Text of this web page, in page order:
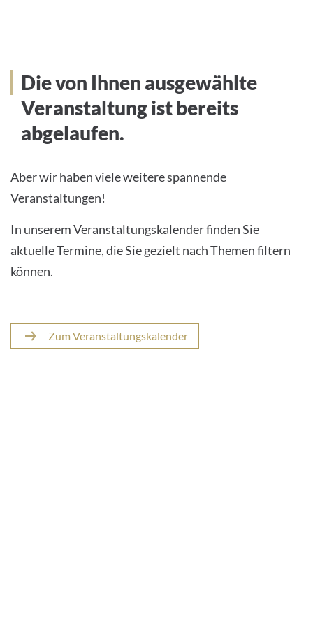
Die von Ihnen ausgewählte
Veranstaltung ist bereits
abgelaufen.
Aber wir haben viele weitere spannende
Veranstaltungen!
In unserem Veranstaltungskalender finden Sie
aktuelle Termine, die Sie gezielt nach Themen filtern
können.
Zum Veranstaltungskalender